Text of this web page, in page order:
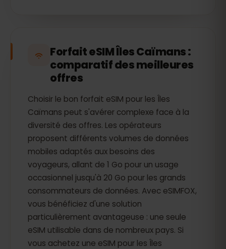
Forfait eSIM Îles Caïmans :
comparatif des meilleures
offres
Choisir le bon forfait eSIM pour les Îles
Caïmans peut s'avérer complexe face à la
diversité des offres. Les opérateurs
proposent différents volumes de données
mobiles adaptés aux besoins des
voyageurs, allant de 1 Go pour un usage
occasionnel jusqu'à 20 Go pour les grands
consommateurs de données. Avec eSIMFOX,
vous bénéficiez d'une solution
particulièrement avantageuse : une seule
eSIM utilisable dans de nombreux pays. Si
vous achetez une eSIM pour les Îles